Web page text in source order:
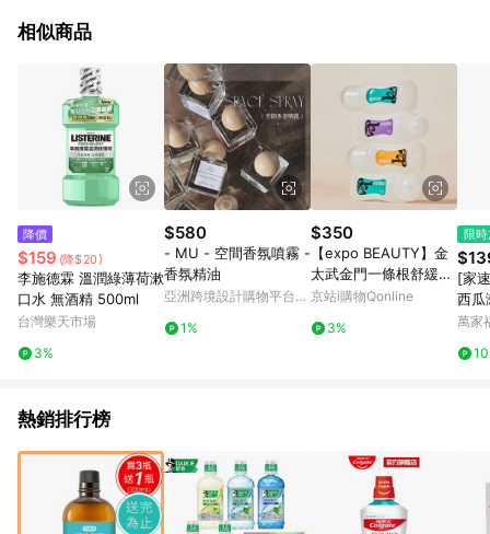
饋%」，將於訂單成立後由「LINE購物通知」之官方帳號訊息通
依LINE購物網站訂單成立通知為準。​​ (5)LINE購物設有「單一商
品最高回饋點數」機制 (部分時段開放「回饋無上限」)，以同一
訂單中同一商品不論件數計算，請依訂單成立當下LINE購物的回
饋機制為準。
相似商品
降價
$159 (降$20)
李施德霖 溫潤綠薄荷漱
口水 無酒精 500ml
台灣樂天市場
3%
$580
- MU - 空間香氛噴霧 -
香氛精油
亞洲跨境設計購物平台
1%
$350
【expo BEAUTY】金
太武金門一條根舒緩凝
露滾珠/70ml
京站i購物Qonline
3%
限
[家
西瓜
萬家
熱銷排行榜